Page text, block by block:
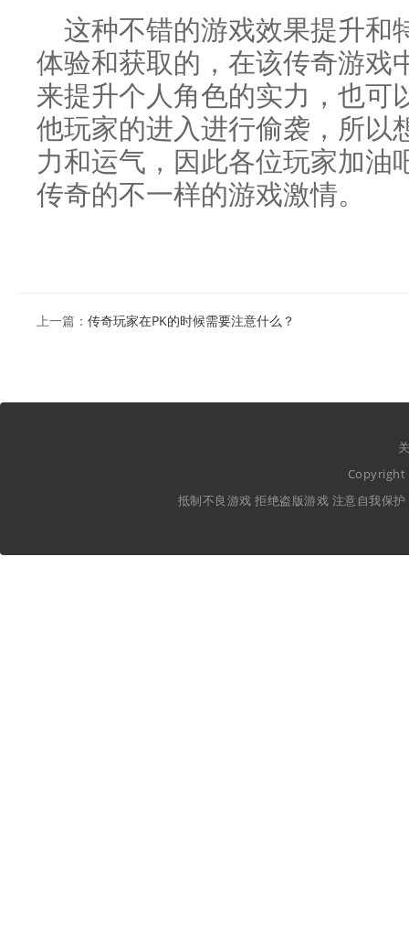
这种不错的游戏效果提升和
体验和获取的，在该传奇游戏
来提升个人角色的实力，也可
他玩家的进入进行偷袭，所以
力和运气，因此各位玩家加油
传奇的不一样的游戏激情。
上一篇： 传奇玩家在PK的时候需要注意什么？
Copyright
抵制不良游戏 拒绝盗版游戏 注意自我保